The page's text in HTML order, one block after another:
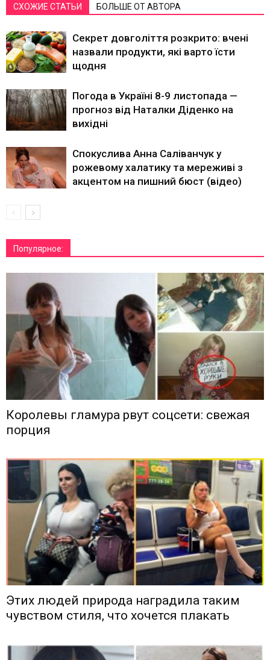
СХОЖИЕ СТАТЬИ БОЛЬШЕ ОТ АВТОРА
Секрет довголіття розкрито: вчені
назвали продукти, які варто їсти
щодня
Погода в Україні 8-9 листопада —
прогноз від Наталки Діденко на
вихідні
Спокуслива Анна Саліванчук у
рожевому халатику та мереживі з
акцентом на пишний бюст (відео)
Популярное:
Королевы гламура рвут соцсети: свежая
порция
Этих людей природа наградила таким
чувством стиля, что хочется плакать